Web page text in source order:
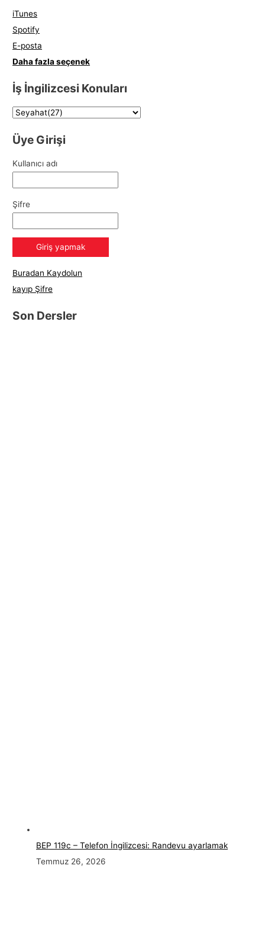
iTunes
Spotify
E-posta
Daha fazla seçenek
İş İngilizcesi Konuları
Üye Girişi
Kullanıcı adı
Şifre
Buradan Kaydolun
kayıp Şifre
Son Dersler
BEP 119c – Telefon İngilizcesi: Randevu ayarlamak
Temmuz 26, 2026